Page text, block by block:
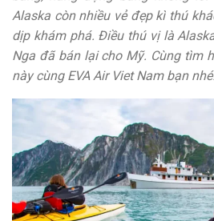
Alaska còn nhiều vẻ đẹp kì thú
dịp khám phá. Điều thú vị là
Nga đã bán lại cho Mỹ. Cùng tìm
này cùng EVA Air Viet Nam bạn